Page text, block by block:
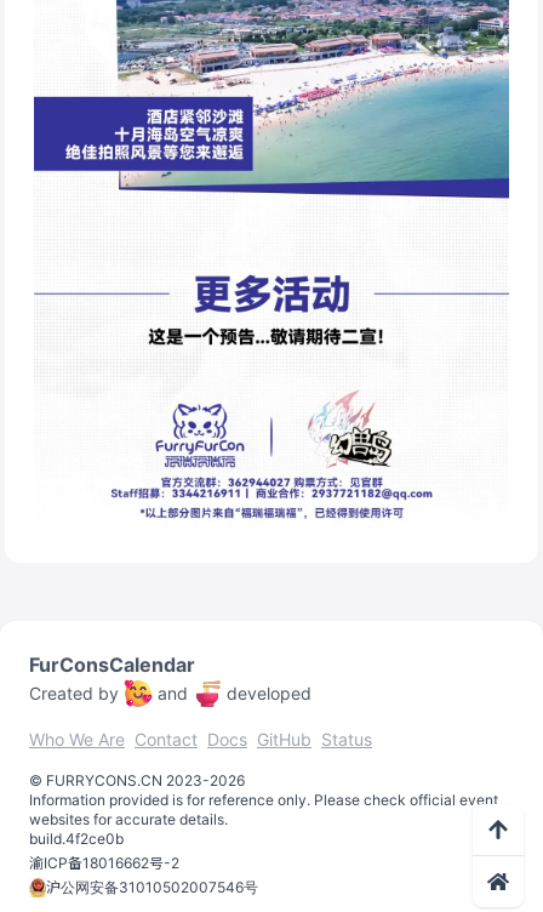
FurConsCalendar
Created by and developed
Who We Are Contact Docs GitHub Status
©️ FURRYCONS.CN 2023-2026
Information provided is for reference only. Please check official event
websites for accurate details.
build.4f2ce0b
渝ICP备18016662号-2
沪公网安备31010502007546号